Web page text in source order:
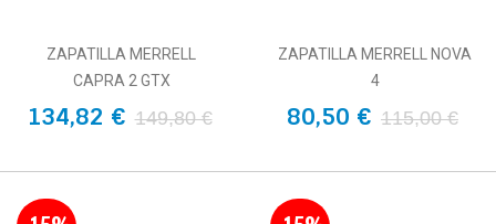
ZAPATILLA MERRELL
CAPRA 2 GTX
134,82 € 149,80 €
ZAPATILLA MERRELL NOVA
4
80,50 € 115,00 €